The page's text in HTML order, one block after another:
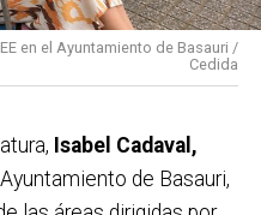
en el Ayuntamiento de Basauri /
Cedida
Isabel Cadaval,
de Basauri,